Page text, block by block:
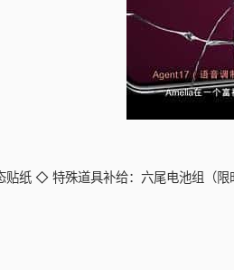
纸 ◇ 特殊道具补给：六尾电池组（限